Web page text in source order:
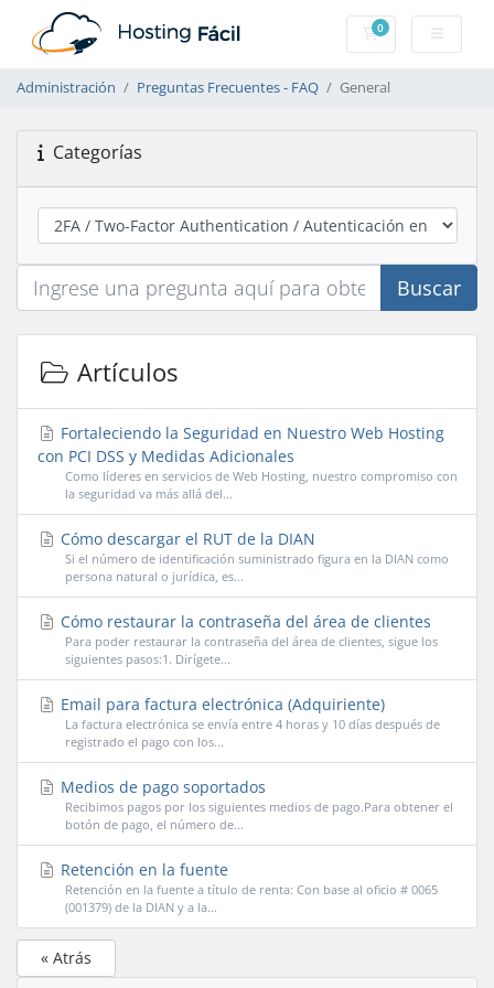
0Carro de Pedidos
Administración Preguntas Frecuentes - FAQ General
Categorías
Buscar
Artículos
Fortaleciendo la Seguridad en Nuestro Web Hosting
con PCI DSS y Medidas Adicionales
Como líderes en servicios de Web Hosting, nuestro compromiso con
la seguridad va más allá del...
Cómo descargar el RUT de la DIAN
Si el número de identificación suministrado figura en la DIAN como
persona natural o jurídica, es...
Cómo restaurar la contraseña del área de clientes
Para poder restaurar la contraseña del área de clientes, sigue los
siguientes pasos:1. Dirígete...
Email para factura electrónica (Adquiriente)
La factura electrónica se envía entre 4 horas y 10 días después de
registrado el pago con los...
Medios de pago soportados
Recibimos pagos por los siguientes medios de pago.Para obtener el
botón de pago, el número de...
Retención en la fuente
Retención en la fuente a título de renta: Con base al oficio # 0065
(001379) de la DIAN y a la...
« Atrás